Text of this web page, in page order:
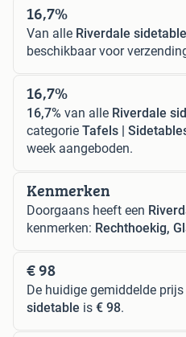
16,7%
Van alle Riverdale sidetable
beschikbaar voor
16,7%
16,7% van alle Riverdale
categorie Tafels |
week aangeboden.
Kenmerken
Doorgaans heeft een
kenmerken: Rechthoekig,
€ 98
De huidige gemiddelde prijs
sidetable is € 98.